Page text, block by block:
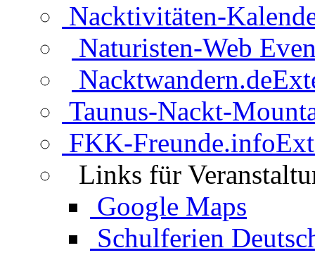
Nacktivitäten-
Naturisten-Web
Nacktwandern.de
Taunus-Nackt-
FKK-Freunde.info
Links für
Google Maps
Schulferien